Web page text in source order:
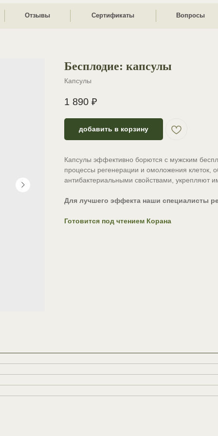
Сертификаты Вопросы
Бесплодие: капсулы
Капсулы
1 890 ₽
добавить в корзину
Капсулы эффективно борются с мужским
процессы регенерации и омоложения клеток,
антибактериальными свойствами, укрепляют
Для лучшего эффекта наши специалисты
Готовится под чтением Корана